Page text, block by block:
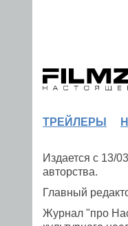
ТРЕЙЛЕРЫ
Издается с 13/
авторства.
Главный
Журнал "про